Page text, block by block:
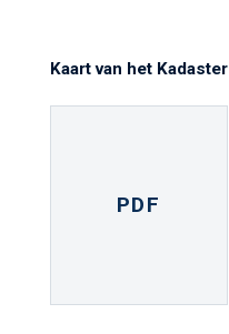
PDF
Kaart van het Kadaster